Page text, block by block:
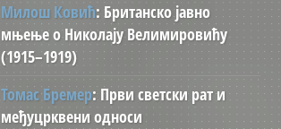
Милош Ковић: Британско јавно
мњење о Николају Велимировићу
(1915–1919)
Томас Бремер: Први светски рат и
међуцрквени односи